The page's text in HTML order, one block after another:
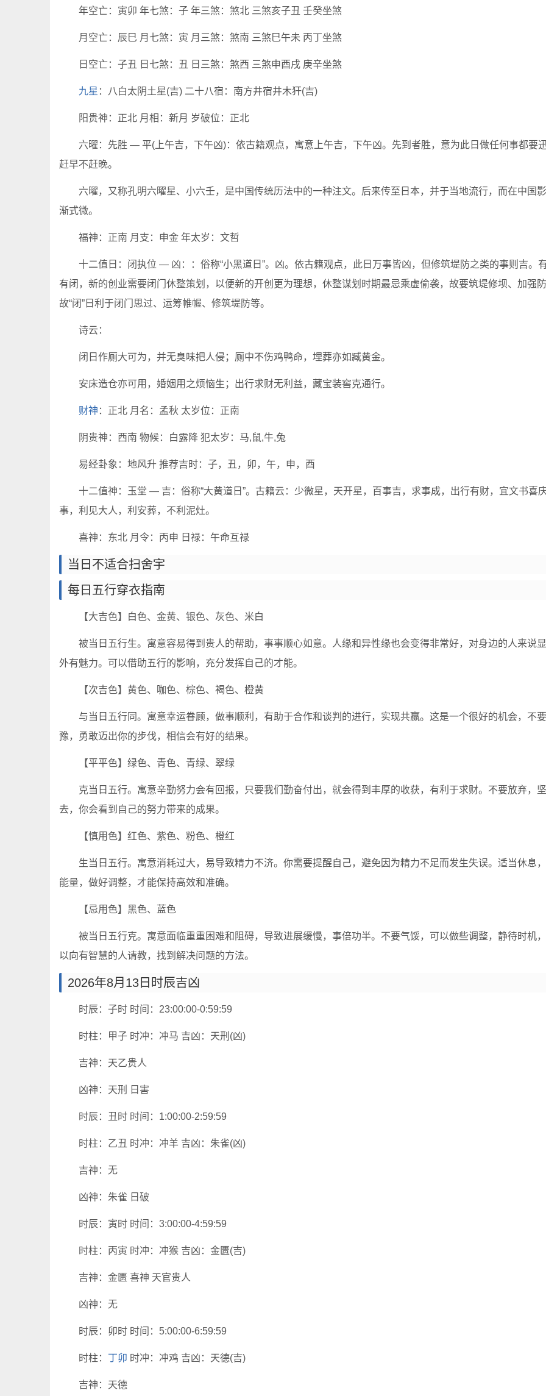
年空亡：寅卯 年七煞：子 年三煞：煞北 三煞亥子丑 壬癸坐煞
月空亡：辰巳 月七煞：寅 月三煞：煞南 三煞巳午未 丙丁坐煞
日空亡：子丑 日七煞：丑 日三煞：煞西 三煞申酉戌 庚辛坐煞
九星 ：八白太阴土星(吉) 二十八宿：南方井宿井木犴(吉)
阳贵神：正北 月相：新月 岁破位：正北
六曜：先胜 — 平(上午吉，下午凶)：依古籍观点，寓意上午吉，下午凶。先到者胜，意为此日做任何事都要
赶早不赶晚。
六曜，又称孔明六曜星、小六壬，是中国传统历法中的一种注文。后来传至日本，并于当地流行，而在中国
渐式微。
福神：正南 月支：申金 年太岁：文哲
十二值日：闭执位 — 凶：：俗称“小黑道日”。凶。依古籍观点，此日万事皆凶，但修筑堤防之类的事则吉。
有闭，新的创业需要闭门休整策划，以便新的开创更为理想，休整谋划时期最忌乘虚偷袭，故要筑堤修坝、加强
故“闭”日利于闭门思过、运筹帷幄、修筑堤防等。
诗云：
闭日作厕大可为，并无臭味把人侵；厕中不伤鸡鸭命，埋葬亦如臧黄金。
安床造仓亦可用，婚姻用之烦恼生；出行求财无利益，藏宝装窖克通行。
财神 ：正北 月名：孟秋 太岁位：正南
阴贵神：西南 物候：白露降 犯太岁：马,鼠,牛,兔
易经卦象：地风升 推荐吉时：子，丑，卯，午，申，酉
十二值神：玉堂 — 吉：俗称“大黄道日”。古籍云：少微星，天开星，百事吉，求事成，出行有财，宜文书喜
事，利见大人，利安葬，不利泥灶。
喜神：东北 月令：丙申 日禄：午命互禄
当日不适合扫舍宇
每日五行穿衣指南
【大吉色】白色、金黄、银色、灰色、米白
被当日五行生。寓意容易得到贵人的帮助，事事顺心如意。人缘和异性缘也会变得非常好，对身边的人来说
外有魅力。可以借助五行的影响，充分发挥自己的才能。
【次吉色】黄色、咖色、棕色、褐色、橙黄
与当日五行同。寓意幸运眷顾，做事顺利，有助于合作和谈判的进行，实现共赢。这是一个很好的机会，不
豫，勇敢迈出你的步伐，相信会有好的结果。
【平平色】绿色、青色、青绿、翠绿
克当日五行。寓意辛勤努力会有回报，只要我们勤奋付出，就会得到丰厚的收获，有利于求财。不要放弃，
去，你会看到自己的努力带来的成果。
【慎用色】红色、紫色、粉色、橙红
生当日五行。寓意消耗过大，易导致精力不济。你需要提醒自己，避免因为精力不足而发生失误。适当休息
能量，做好调整，才能保持高效和准确。
【忌用色】黑色、蓝色
被当日五行克。寓意面临重重困难和阻碍，导致进展缓慢，事倍功半。不要气馁，可以做些调整，静待时机
以向有智慧的人请教，找到解决问题的方法。
2026年8月13日时辰吉凶
时辰：子时 时间：23:00:00-0:59:59
时柱：甲子 时冲：冲马 吉凶：天刑(凶)
吉神：天乙贵人
凶神：天刑 日害
时辰：丑时 时间：1:00:00-2:59:59
时柱：乙丑 时冲：冲羊 吉凶：朱雀(凶)
吉神：无
凶神：朱雀 日破
时辰：寅时 时间：3:00:00-4:59:59
时柱：丙寅 时冲：冲猴 吉凶：金匮(吉)
吉神：金匮 喜神 天官贵人
凶神：无
时辰：卯时 时间：5:00:00-6:59:59
时柱： 丁卯 时冲：冲鸡 吉凶：天德(吉)
吉神：天德